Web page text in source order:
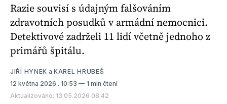
Razie souvisí s údajným falšováním
zdravotních posudků v armádní nemocnici.
Detektivové zadrželi 11 lidí včetně jednoho z
primářů špitálu.
JIŘÍ HYNEK a KAREL HRUBEŠ
12 května 2026 . 10:53
1 min čtení
Aktualizováno: 13.05.2026 08:42